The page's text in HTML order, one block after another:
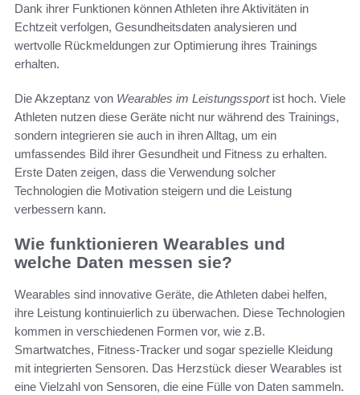
Dank ihrer Funktionen können Athleten ihre Aktivitäten in
Echtzeit verfolgen, Gesundheitsdaten analysieren und
wertvolle Rückmeldungen zur Optimierung ihres Trainings
erhalten.
Die Akzeptanz von Wearables im Leistungssportist hoch. Viele
Athleten nutzen diese Geräte nicht nur während des Trainings,
sondern integrieren sie auch in ihren Alltag, um ein
umfassendes Bild ihrer Gesundheit und Fitness zu erhalten.
Erste Daten zeigen, dass die Verwendung solcher
Technologien die Motivation steigern und die Leistung
verbessern kann.
Wie funktionieren Wearables und
welche Daten messen sie?
Wearables sind innovative Geräte, die Athleten dabei helfen,
ihre Leistung kontinuierlich zu überwachen. Diese Technologien
kommen in verschiedenen Formen vor, wie z.B.
Smartwatches, Fitness-Tracker und sogar spezielle Kleidung
mit integrierten Sensoren. Das Herzstück dieser Wearables ist
eine Vielzahl von Sensoren, die eine Fülle von Daten sammeln.